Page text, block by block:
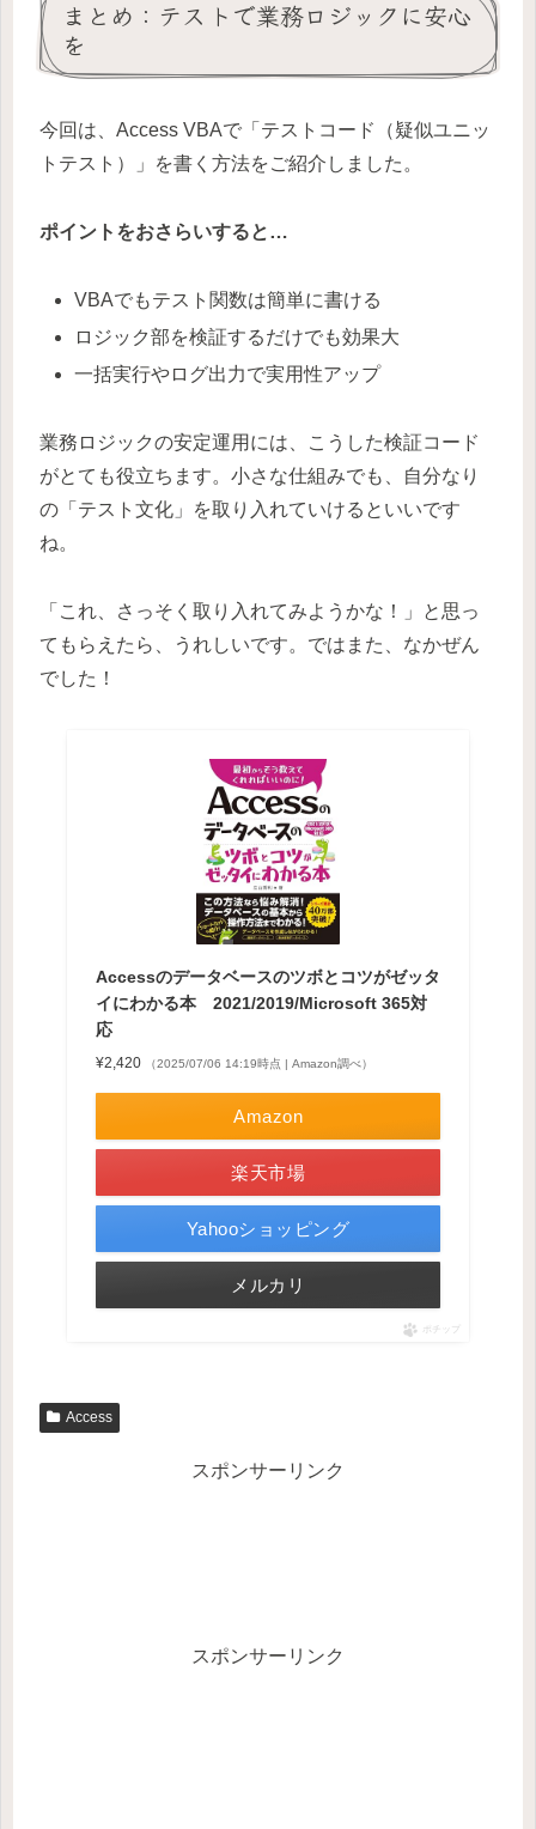
まとめ：テストで業務ロジックに安心
を
今回は、Access VBAで「テストコード（疑似ユニッ
トテスト）」を書く方法をご紹介しました。
ポイントをおさらいすると…
VBAでもテスト関数は簡単に書ける
ロジック部を検証するだけでも効果大
一括実行やログ出力で実用性アップ
業務ロジックの安定運用には、こうした検証コード
がとても役立ちます。小さな仕組みでも、自分なり
の「テスト文化」を取り入れていけるといいです
ね。
「これ、さっそく取り入れてみようかな！」と思っ
てもらえたら、うれしいです。ではまた、なかぜん
でした！
Accessのデータベースのツボとコツがゼッタ
イにわかる本 2021/2019/Microsoft 365対
応
¥2,420 （2025/07/06 14:19時点 | Amazon調べ）
Amazon
楽天市場
Yahooショッピング
メルカリ
ポチップ
Access
スポンサーリンク
スポンサーリンク